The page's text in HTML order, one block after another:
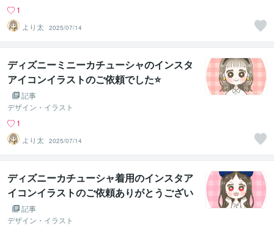
1
より太
2025/07/14
ディズニーミニーカチューシャのインスタ
アイコンイラストのご依頼でした⭐
記事
デザイン・イラスト
1
より太
2025/07/14
ディズニーカチューシャ着用のインスタア
イコンイラストのご依頼ありがとうござい
ました⭐
記事
デザイン・イラスト